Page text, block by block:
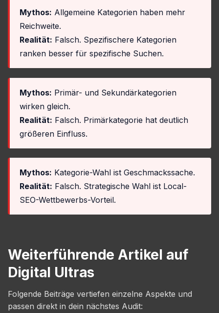
Mythos: Allgemeine Kategorien haben mehr
Reichweite.
Realität: Falsch. Spezifischere Kategorien
ranken besser für spezifische Suchen.
Mythos: Primär- und Sekundärkategorien
wirken gleich.
Realität: Falsch. Primärkategorie hat deutlich
größeren Einfluss.
Mythos: Kategorie-Wahl ist Geschmackssache.
Realität: Falsch. Strategische Wahl ist Local-
SEO-Wettbewerbs-Vorteil.
Weiterführende Artikel auf
Digital Ultras
Folgende Beiträge vertiefen einzelne Aspekte und
passen direkt in dein nächstes Audit: